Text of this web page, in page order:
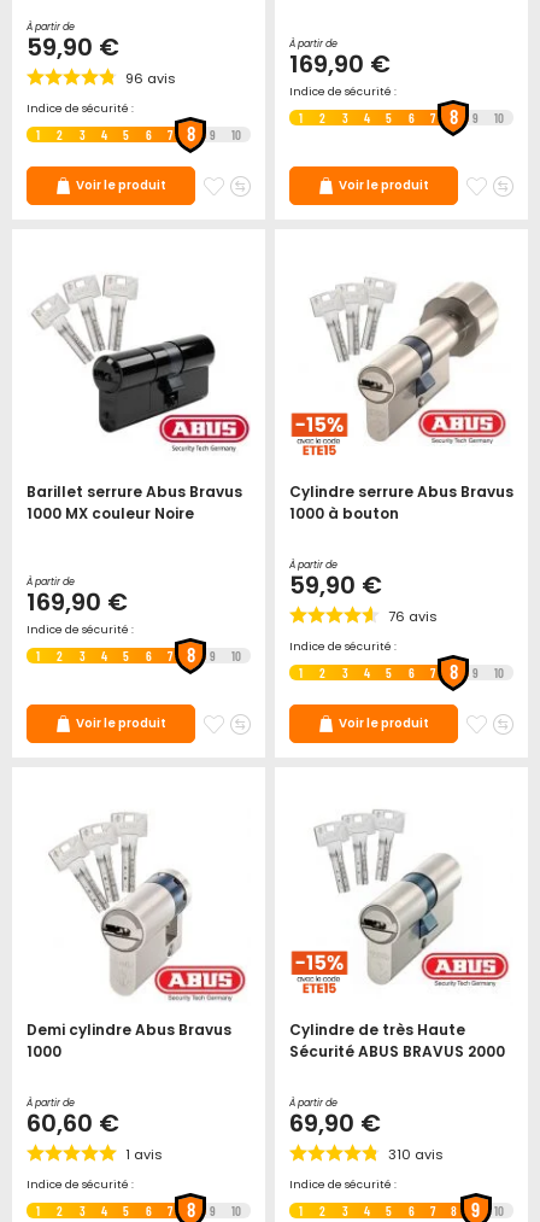
À partir de
59,90 €
96 avis
Indice de sécurité :
1 2 3 4 5 6 7 8 9 10
Voir le produit
AjouterAjouter
À partir de
169,90 €
Indice de sécurité :
1 2 3 4 5 6 7 8 9 10
Voir le produit
Barillet serrure Abus Bravus
1000 MX couleur Noire
À partir de
169,90 €
Indice de sécurité :
1 2 3 4 5 6 7 8 9 10
Voir le produit
AjouterAjouter
Cylindre serrure Abus Bravus
1000 à bouton
À partir de
59,90 €
76 avis
Indice de sécurité :
1 2 3 4 5 6 7 8 9 10
Voir le produit
Demi cylindre Abus Bravus
1000
À partir de
60,60 €
1 avis
Indice de sécurité :
1 2 3 4 5 6 7 8 9 10
Cylindre de très Haute
Sécurité ABUS BRAVUS 2000
À partir de
69,90 €
310 avis
Indice de sécurité :
1 2 3 4 5 6 7 8 9 10